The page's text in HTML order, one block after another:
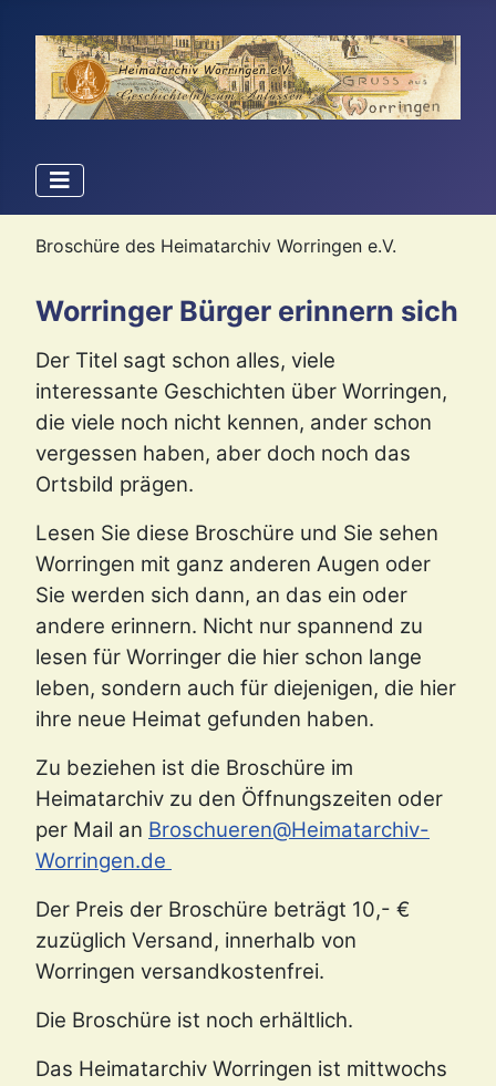
Broschüre des Heimatarchiv Worringen e.V.
Worringer Bürger erinnern sich
Der Titel sagt schon alles, viele
interessante Geschichten über Worringen,
die viele noch nicht kennen, ander schon
vergessen haben, aber doch noch das
Ortsbild prägen.
Lesen Sie diese Broschüre und Sie sehen
Worringen mit ganz anderen Augen oder
Sie werden sich dann, an das ein oder
andere erinnern. Nicht nur spannend zu
lesen für Worringer die hier schon lange
leben, sondern auch für diejenigen, die hier
ihre neue Heimat gefunden haben.
Zu beziehen ist die Broschüre im
Heimatarchiv zu den Öffnungszeiten oder
per Mail an Broschueren@Heimatarchiv-
Worringen.de
Der Preis der Broschüre beträgt 10,- €
zuzüglich Versand, innerhalb von
Worringen versandkostenfrei.
Die Broschüre ist noch erhältlich.
Das Heimatarchiv Worringen ist mittwochs